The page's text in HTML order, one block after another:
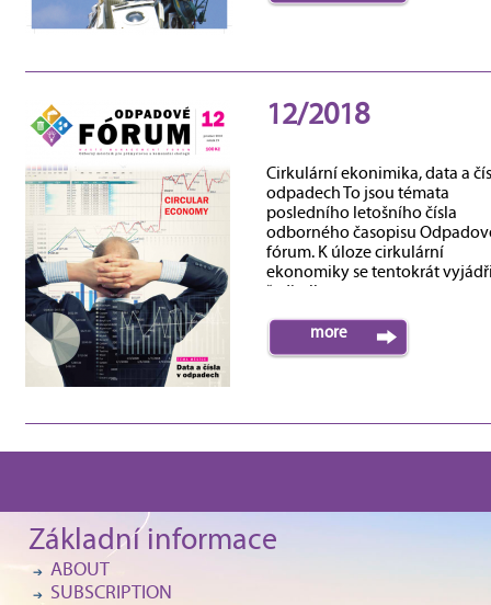
12/2018
Cirkulární ekonimika, data a
odpadech To jsou témata
posledního letošního čísla
odborného časopisu
fórum. K úloze cirkulární
ekonomiky se tentokrát
more
Základní informace
ABOUT
SUBSCRIPTION